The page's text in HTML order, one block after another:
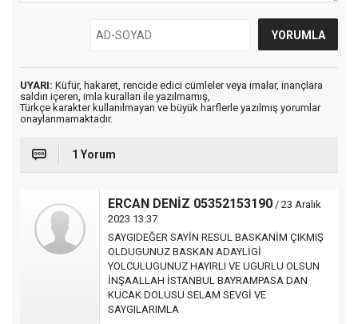
UYARI: Küfür, hakaret, rencide edici cümleler veya imalar, inançlara
saldırı içeren, imla kuralları ile yazılmamış,
Türkçe karakter kullanılmayan ve büyük harflerle yazılmış yorumlar
onaylanmamaktadır.
1 Yorum
ERCAN DENİZ 05352153190 / 23 Aralık
2023 13:37
SAYGIDEĞER SAYİN RESUL BASKANİM ÇIKMIŞ
OLDUGUNUZ BASKAN ADAYLİGİ
YOLCULUGUNUZ HAYIRLI VE UGURLU OLSUN
İNŞAALLAH İSTANBUL BAYRAMPASA DAN
KUCAK DOLUSU SELAM SEVGİ VE
SAYGILARIMLA